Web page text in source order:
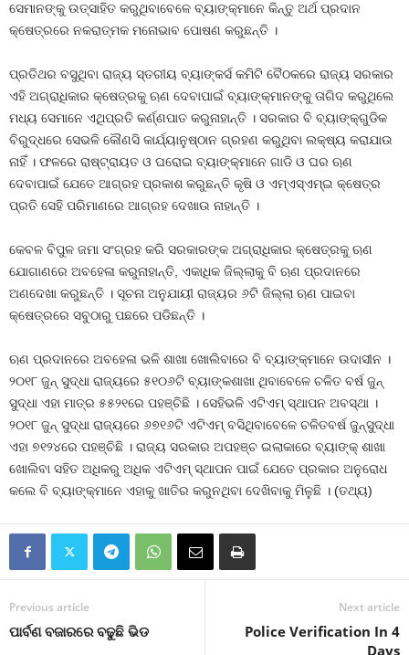
ସେମାନଙ୍କୁ ଉତ୍ସାହିତ କରୁଥିବାବେଳେ ବ୍ୟାଙ୍କ୍‍ମାନେ କିନ୍ତୁ ଅର୍ଥ ପ୍ରଦାନ
କ୍ଷେତ୍ରରେ ନକରାତ୍ମକ ମନୋଭାବ ପୋଷଣ କରୁଛନ୍ତି ।
ପ୍ରତିଥର ବସୁଥିବା ରାଜ୍ୟ ସ୍ତରୀୟ ବ୍ୟାଙ୍କର୍ସ କମିଟି ବୈଠକରେ ରାଜ୍ୟ ସରକାର
ଏହି ଅଗ୍ରାଧିକାର କ୍ଷେତ୍ରକୁ ଋଣ ଦେବାପାଇଁ ବ୍ୟାଙ୍କ୍‍ମାନଙ୍କୁ ତାଗିଦ କରୁଥିଲେ
ମଧ୍ୟ ସେମାନେ ଏଥିପ୍ରତି କର୍ଣ୍ଣପାତ କରୁନାହାନ୍ତି । ସରକାର ବି ବ୍ୟାଙ୍କ୍‍ଗୁଡିକ
ବିରୁଦ୍ଧରେ ସେଭଳି କୌଣସି କାର୍ଯ୍ୟାନୁଷ୍ଠାନ ଗ୍ରହଣ କରୁଥିବା ଲକ୍ଷ୍ୟ କରାଯାଉ
ନାହିଁ । ଫଳରେ ରାଷ୍ଟ୍ରାୟତ ଓ ଘରୋଇ ବ୍ୟାଙ୍କ୍‍ମାନେ ଗାଡି ଓ ଘର ଋଣ
ଦେବାପାଇଁ ଯେତେ ଆଗ୍ରହ ପ୍ରକାଶ କରୁଛନ୍ତି କୃଷି ଓ ଏମ୍‍ଏସ୍‍ଏମ୍‍ଇ କ୍ଷେତ୍ର
ପ୍ରତି ସେହି ପରିମାଣରେ ଆଗ୍ରହ ଦେଖାଉ ନାହାନ୍ତି ।
କେବଳ ବିପୁଳ ଜମା ସଂଗ୍ରହ କରି ସରକାରଙ୍କ ଅଗ୍ରାଧିକାର କ୍ଷେତ୍ରକୁ ଋଣ
ଯୋଗାଣରେ ଅବହେଳା କରୁନାହାନ୍ତି, ଏକାଧିକ ଜିଲ୍ଲାକୁ ବି ଋଣ ପ୍ରଦାନରେ
ଅଣଦେଖା କରୁଛନ୍ତି । ସୂଚନା ଅନୁଯାୟୀ ରାଜ୍ୟର ୬ଟି ଜିଲ୍ଲା ଋଣ ପାଇବା
କ୍ଷେତ୍ରରେ ସବୁଠାରୁ ପଛରେ ପଡିଛନ୍ତି ।
ଋଣ ପ୍ରଦାନରେ ଅବହେଳା ଭଳି ଶାଖା ଖୋଲିବାରେ ବି ବ୍ୟାଙ୍କ୍‍ମାନେ ଉଦାସୀନ ।
୨୦୧୮ ଜୁନ୍‍ ସୁଦ୍ଧା ରାଜ୍ୟରେ ୫୧୦୬ଟି ବ୍ୟାଙ୍କଶାଖା ଥିବାବେଳେ ଚଳିତ ବର୍ଷ ଜୁନ୍‍
ସୁଦ୍ଧା ଏହା ମାତ୍ର ୫୫୨୧ରେ ପହଞ୍ଚିଛି । ସେହିଭଳି ଏଟିଏମ୍‍ ସ୍ଥାପନ ଅବସ୍ଥା ।
୨୦୧୮ ଜୁନ୍‍ ସୁଦ୍ଧା ରାଜ୍ୟରେ ୬୭୧୬ଟି ଏଟିଏମ୍‍ ବସିଥିବାବେଳେ ଚଳିତବର୍ଷ ଜୁନ୍‍ସୁଦ୍ଧା
ଏହା ୭୧୨୪ରେ ପହଞ୍ଚିଛି । ରାଜ୍ୟ ସରକାର ଅପହଞ୍ଚ ଇଲାକାରେ ବ୍ୟାଙ୍କ୍‍ ଶାଖା
ଖୋଲିବା ସହିତ ଅଧିକରୁ ଅଧିକ ଏଟିଏମ୍‍ ସ୍ଥାପନ ପାଇଁ ଯେତେ ପ୍ରକାର ଅନୁରୋଧ
କଲେ ବି ବ୍ୟାଙ୍କ୍‍ମାନେ ଏହାକୁ ଖାତିର କରୁନଥିବା ଦେଖିବାକୁ ମିଳୁଛି । (ତଥ୍ୟ)
Previous article
ପାର୍ବଣ ବଜାରରେ ବଢୁଛି ଭିଡ
Next article
Police Verification In 4
Days